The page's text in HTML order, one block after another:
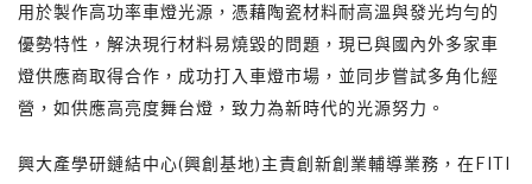
用於製作高功率車燈光源，憑藉陶瓷材料耐高溫與發光均勻的
優勢特性，解決現行材料易燒毀的問題，現已與國內外多家車
燈供應商取得合作，成功打入車燈市場，並同步嘗試多角化經
營，如供應高亮度舞台燈，致力為新時代的光源努力。
興大產學研鏈結中心(興創基地)主責創新創業輔導業務，在FITI